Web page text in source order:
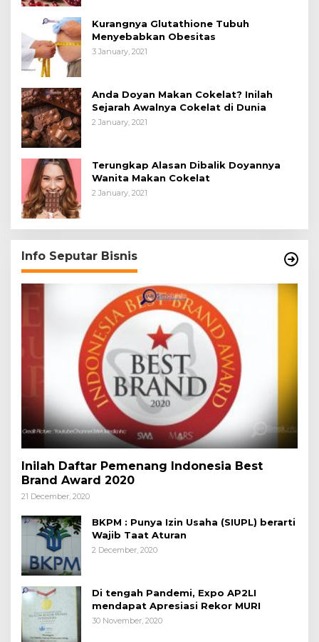
Kurangnya Glutathione Tubuh
Menyebabkan Obesitas
3 January, 2021
Anda Doyan Makan Cokelat? Inilah
Sejarah Awalnya Cokelat di Dunia
2 January, 2021
Terungkap Alasan Dibalik Doyannya
Wanita Makan Cokelat
2 January, 2021
Info Seputar Bisnis
Inilah Daftar Pemenang Indonesia Best
Brand Award 2020
21 December, 2020
BKPM : Punya Izin Usaha (SIUPL) berarti
Wajib Taat Aturan
2 December, 2020
Di tengah Pandemi, Expo AP2LI
mendapat Apresiasi Rekor MURI
30 November, 2020